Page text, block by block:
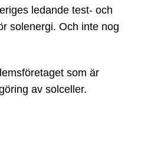
ledande test- och
solenergi. Och inte nog
som är
av solceller.